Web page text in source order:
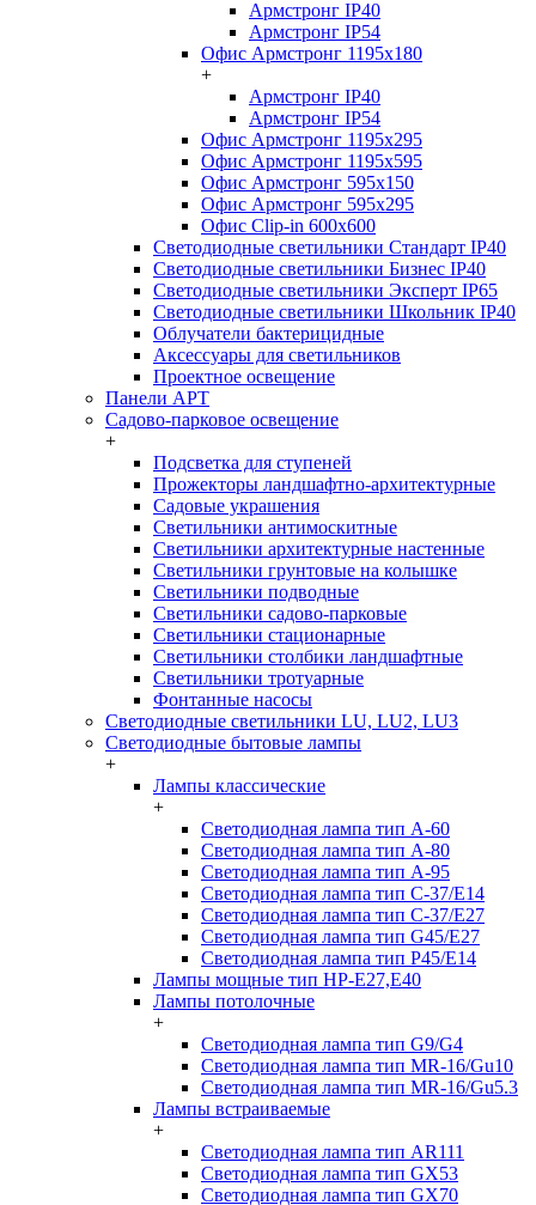
Армстронг IP40
Армстронг IP54
Офис Армстронг 1195x180
+
Армстронг IP40
Армстронг IP54
Офис Армстронг 1195x295
Офис Армстронг 1195x595
Офис Армстронг 595x150
Офис Армстронг 595x295
Офис Clip-in 600x600
Светодиодные светильники Стандарт IP40
Светодиодные светильники Бизнес IP40
Светодиодные светильники Эксперт IP65
Светодиодные светильники Школьник IP40
Облучатели бактерицидные
Аксессуары для светильников
Проектное освещение
Панели АРТ
Садово-парковое освещение
+
Подсветка для ступеней
Прожекторы ландшафтно-архитектурные
Садовые украшения
Светильники антимоскитные
Светильники архитектурные настенные
Светильники грунтовые на колышке
Светильники подводные
Светильники садово-парковые
Светильники стационарные
Светильники столбики ландшафтные
Светильники тротуарные
Фонтанные насосы
Светодиодные светильники LU, LU2, LU3
Светодиодные бытовые лампы
+
Лампы классические
+
Светодиодная лампа тип A-60
Светодиодная лампа тип A-80
Светодиодная лампа тип A-95
Светодиодная лампа тип C-37/Е14
Светодиодная лампа тип C-37/Е27
Светодиодная лампа тип G45/E27
Светодиодная лампа тип P45/E14
Лампы мощные тип HP-E27,E40
Лампы потолочные
+
Светодиодная лампа тип G9/G4
Светодиодная лампа тип MR-16/Gu10
Светодиодная лампа тип MR-16/Gu5.3
Лампы встраиваемые
+
Светодиодная лампа тип AR111
Светодиодная лампа тип GX53
Светодиодная лампа тип GX70